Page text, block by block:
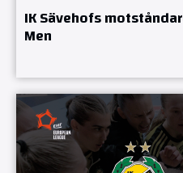
IK Sävehofs
Men